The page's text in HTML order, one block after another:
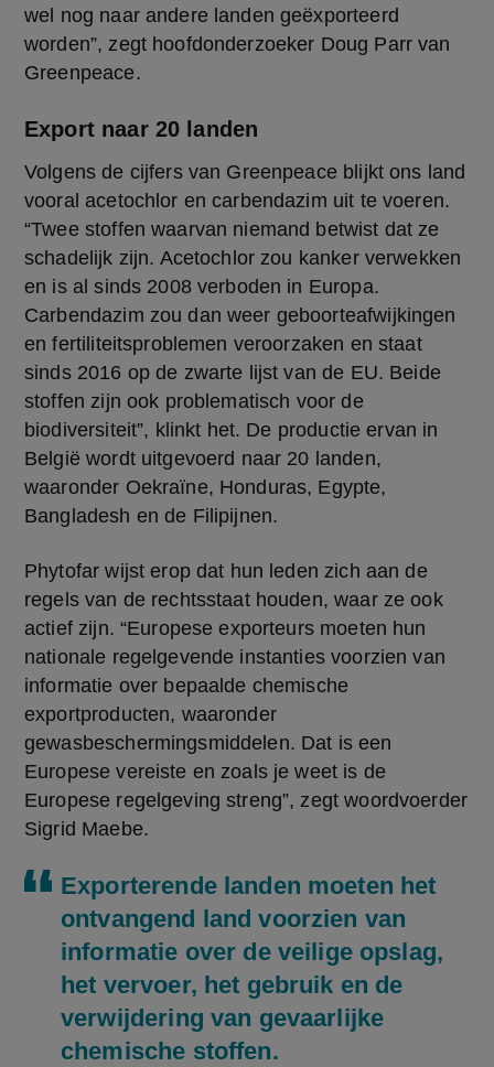
wel nog naar andere landen geëxporteerd
worden”, zegt hoofdonderzoeker Doug Parr van
Greenpeace.
Export naar 20 landen
Volgens de cijfers van Greenpeace blijkt ons land
vooral acetochlor en carbendazim uit te voeren.
“Twee stoffen waarvan niemand betwist dat ze
schadelijk zijn. Acetochlor zou kanker verwekken
en is al sinds 2008 verboden in Europa.
Carbendazim zou dan weer geboorteafwijkingen
en fertiliteitsproblemen veroorzaken en staat
sinds 2016 op de zwarte lijst van de EU. Beide
stoffen zijn ook problematisch voor de
biodiversiteit”, klinkt het. De productie ervan in
België wordt uitgevoerd naar 20 landen,
waaronder Oekraïne, Honduras, Egypte,
Bangladesh en de Filipijnen.
Phytofar wijst erop dat hun leden zich aan de
regels van de rechtsstaat houden, waar ze ook
actief zijn. “Europese exporteurs moeten hun
nationale regelgevende instanties voorzien van
informatie over bepaalde chemische
exportproducten, waaronder
gewasbeschermingsmiddelen. Dat is een
Europese vereiste en zoals je weet is de
Europese regelgeving streng”, zegt woordvoerder
Sigrid Maebe.
Exporterende landen moeten het
ontvangend land voorzien van
informatie over de veilige opslag,
het vervoer, het gebruik en de
verwijdering van gevaarlijke
chemische stoffen.